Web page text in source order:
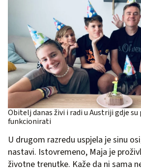
Obitelj danas živi i radi u Austriji gdje
funkcionirati
U drugom razredu uspjela je sinu
nastavi. Istovremeno, Maja je
životne trenutke. Kaže da ni sama